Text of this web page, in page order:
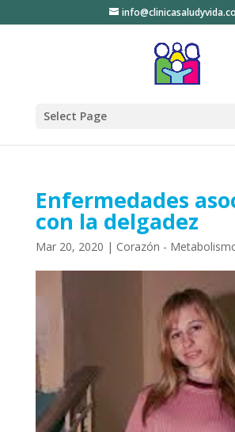
Select Page
Enfermedades
con la delgadez
Mar 20, 2020 | Corazón -